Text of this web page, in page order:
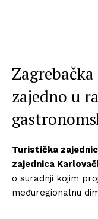
zajedno u
Turistička
zajednica
o suradnji kojim
međuregionalnu